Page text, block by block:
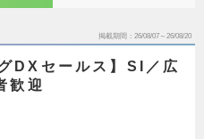
掲載期間 26/08/07～26/08/20
DXセールス】SI／広
歓迎